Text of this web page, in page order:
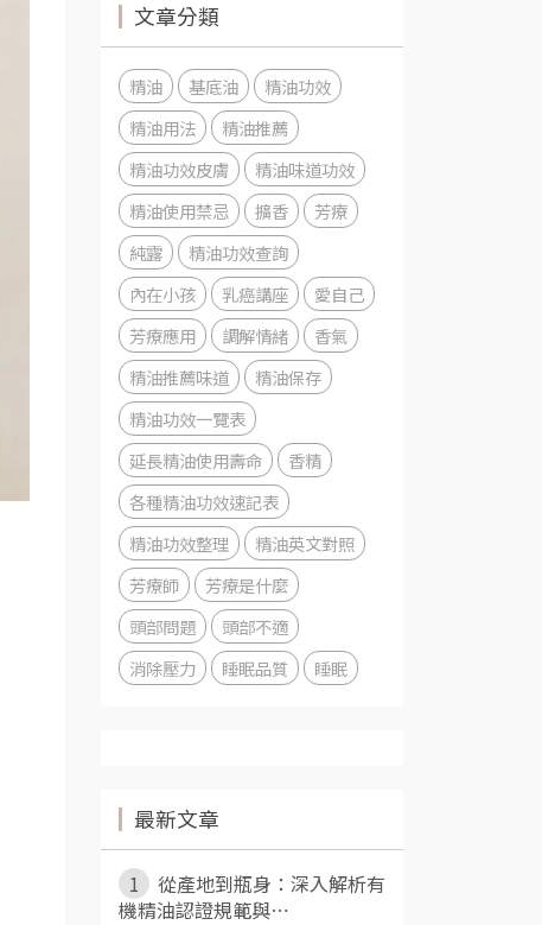
文章分類
精油 基底油
精油功效
精油用法
精油推薦
精油功效皮膚
精油味道功效
精油使用禁忌
擴香
芳療
純露
精油功效查詢
內在小孩
乳癌講座
愛自己
芳療應用
調解情緒
香氣
精油推薦味道
精油保存
精油功效一覽表
延長精油使用壽命
香精
各種精油功效速記表
精油功效整理
精油英文對照
芳療師
芳療是什麼
頭部問題
頭部不適
消除壓力
睡眠品質 睡眠
最新文章
1
從產地到瓶身：深入解析有
機精油認證規範與⋯